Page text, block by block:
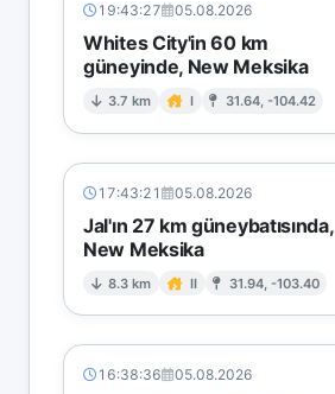
19:43:27 05.08.2026
Whites City'in 60 km
güneyinde, New Meksika
3.7 km I 31.64, -104.42
17:43:21 05.08.2026
Jal'ın 27 km güneybatısında,
New Meksika
8.3 km II 31.94, -103.40
16:38:36 05.08.2026